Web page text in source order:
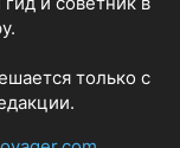
только с